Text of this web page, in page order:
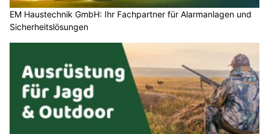
EM Haustechnik GmbH: Ihr Fachpartner für Alarmanlagen und
Sicherheitslösungen